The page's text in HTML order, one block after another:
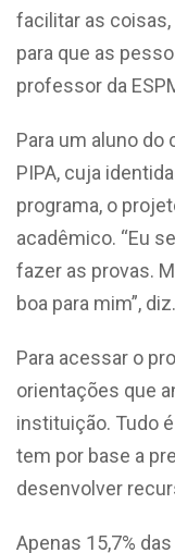
facilitar as
para que as
professor da
Para um aluno
PIPA, cuja
programa, o
acadêmico. “Eu
fazer as provas.
boa para mim”, diz.
Para acessar o
orientações que
instituição. Tudo
tem por base a
desenvolver
Apenas 15,7%